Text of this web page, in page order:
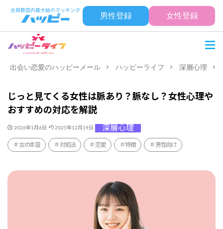
男性登録 女性登録
出会い恋愛のハッピーメール ハッピーライフ 深層心理
じっと見てくる女性は脈あり？脈なし？女性心理や
おすすめの対応を解説
2026年1月6日 2025年12月19日 深層心理
女の本音 対処法 恋愛 特徴 男性向け